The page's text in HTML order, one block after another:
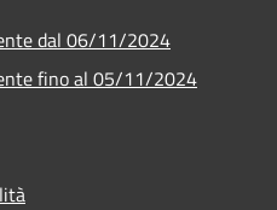
dal 06/11/2024
fino al 05/11/2024